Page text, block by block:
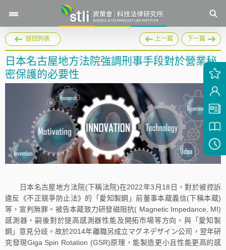
返回列表 上一篇 下一篇
日本名古屋地方法院強調刑事手段對於營業秘
密保護的必要性
日本名古屋地方法院(下稱法院)在2022年3月18日，對於被控訴
違反《不正競爭防止法》的「愛知製鋼」前董事本蔵義信(下稱本蔵)
等，宣判無罪。被告本蔵致力研發磁阻抗( Magnetic Impedance, MI)
感測器，嗣後對於提高感測器性能及開拓市場等方向，與「愛知製
鋼」意見分歧。故於2014年離職另成立マグネデザイン公司，翌年研
究發現Giga Spin Rotation (GSR)原理，能製造更小且性能更高的感